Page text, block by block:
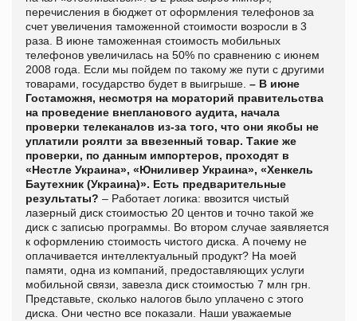
перечисления в бюджет от оформления телефонов за
счет увеличения таможенной стоимости возросли в 3
раза. В июне таможенная стоимость мобильных
телефонов увеличилась на 50% по сравнению с июнем
2008 года. Если мы пойдем по такому же пути с другими
товарами, государство будет в выигрыше. – В июне
Гостаможня, несмотря на мораторий правительства
на проведение внепланового аудита, начала
проверки телеканалов из-за того, что они якобы не
уплатили роялти за ввезенный товар. Такие же
проверки, по данным импортеров, проходят в
«Нестле Украина», «Юниливер Украина», «Хенкель
Баутехник (Украина)». Есть предварительные
результаты? – Работает логика: ввозится чистый
лазерный диск стоимостью 20 центов и точно такой же
диск с записью программы. Во втором случае заявляется
к оформлению стоимость чистого диска. А почему не
оплачивается интеллектуальный продукт? На моей
памяти, одна из компаний, предоставляющих услуги
мобильной связи, завезла диск стоимостью 7 млн грн.
Представьте, сколько налогов было уплачено с этого
диска. Они честно все показали. Наши уважаемые